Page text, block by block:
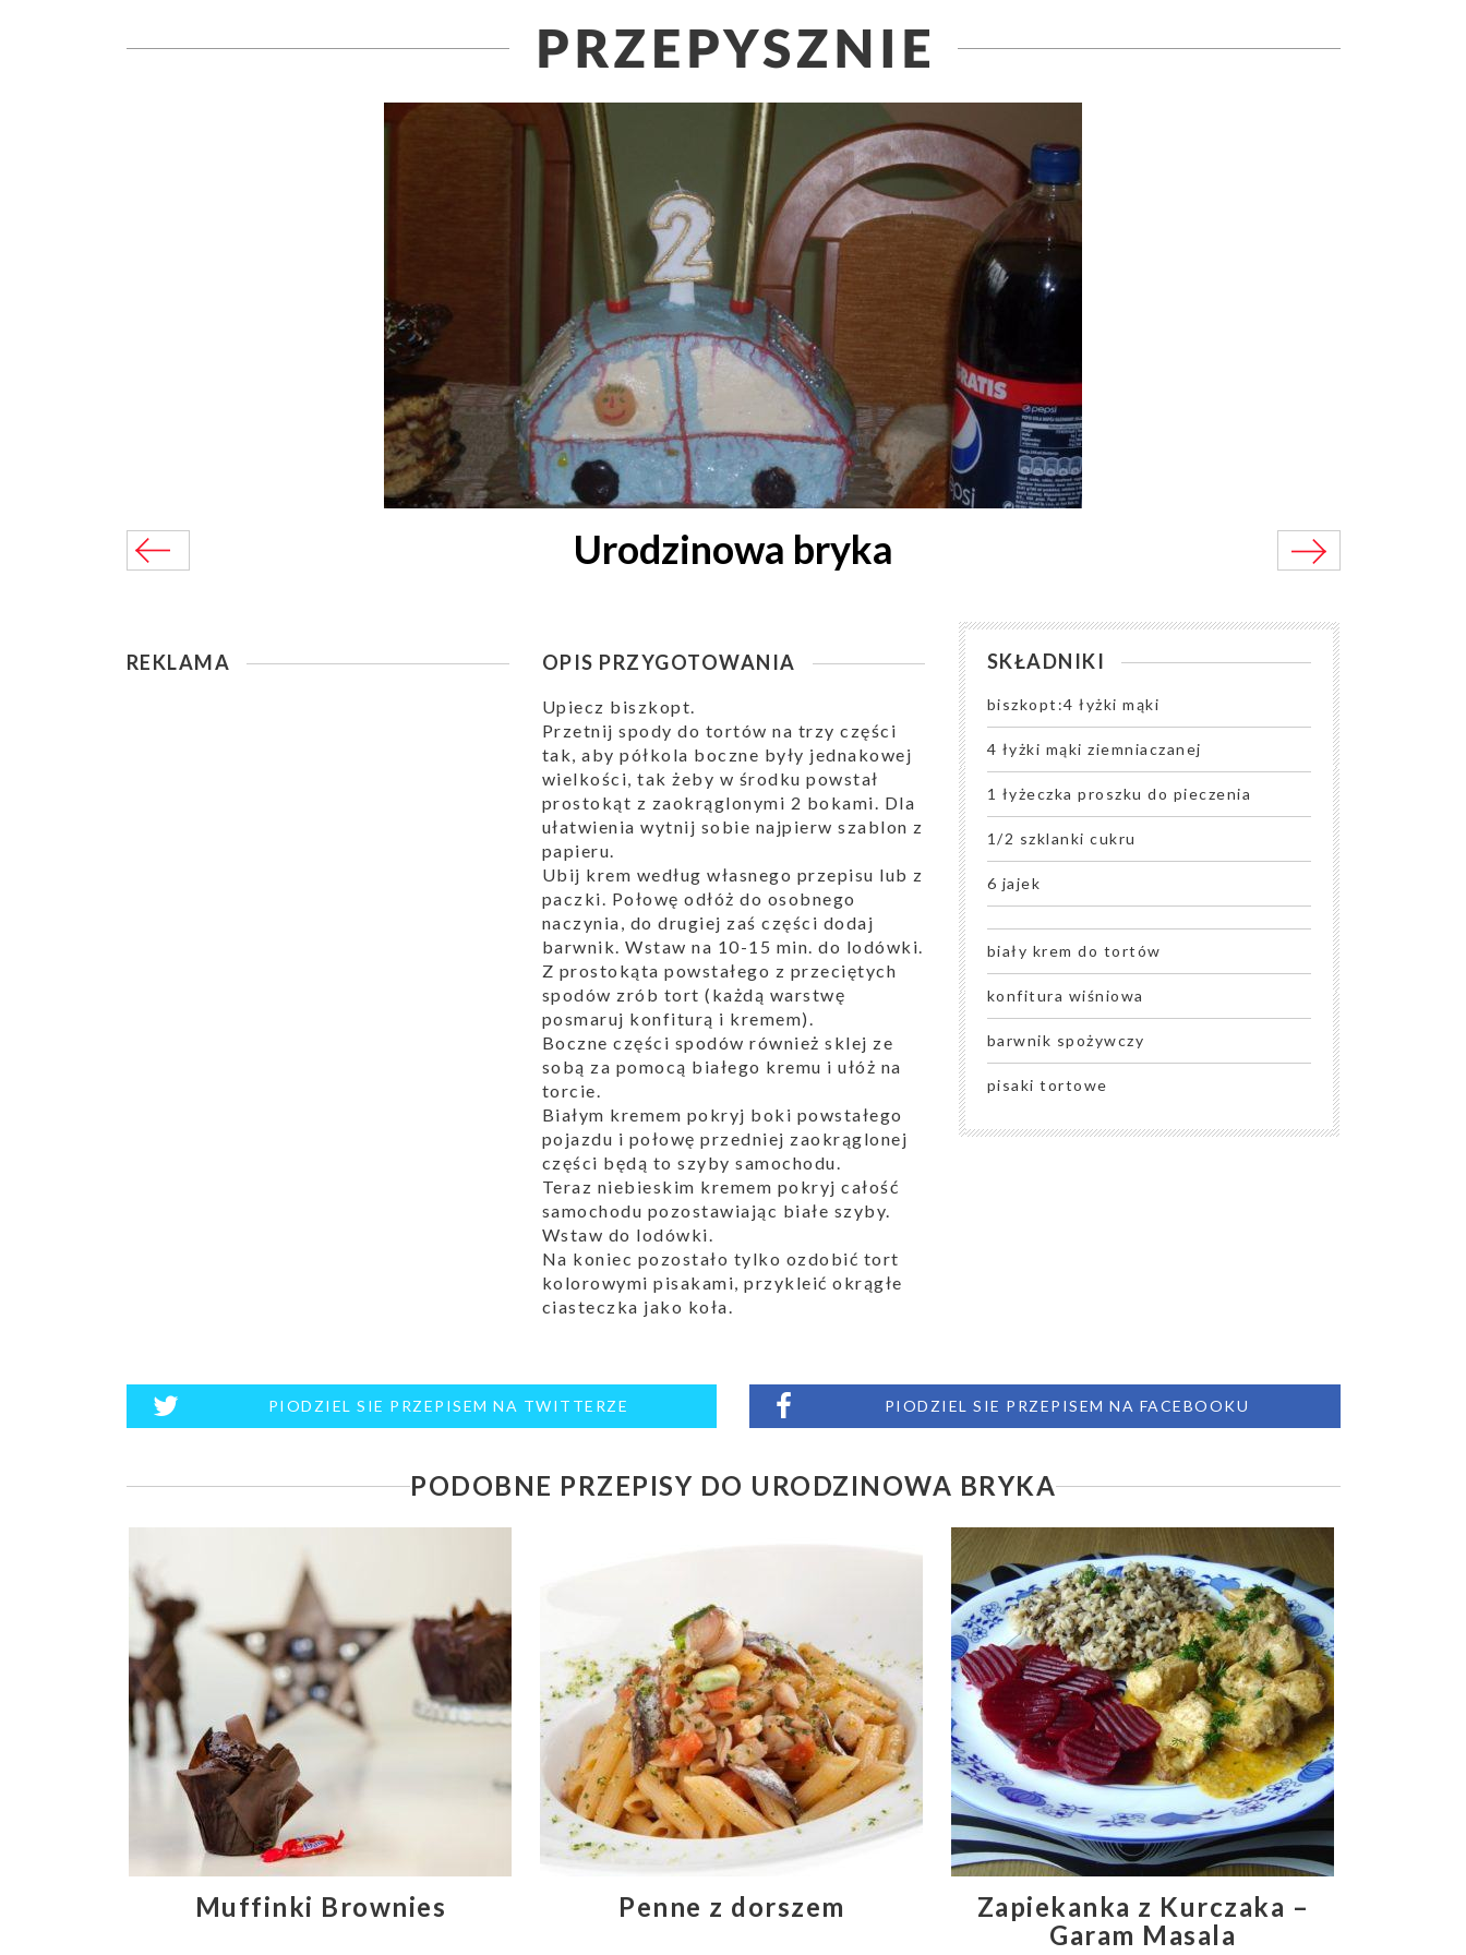
Urodzinowa bryka
REKLAMA OPIS PRZYGOTOWANIA
Upiecz biszkopt.
Przetnij spody do tortów na trzy części
tak, aby półkola boczne były jednakowej
wielkości, tak żeby w środku powstał
prostokąt z zaokrąglonymi 2 bokami. Dla
ułatwienia wytnij sobie najpierw szablon z
papieru.
Ubij krem według własnego przepisu lub z
paczki. Połowę odłóż do osobnego
naczynia, do drugiej zaś części dodaj
barwnik. Wstaw na 10-15 min. do lodówki.
Z prostokąta powstałego z przeciętych
spodów zrób tort (każdą warstwę
posmaruj konfiturą i kremem).
Boczne części spodów również sklej ze
sobą za pomocą białego kremu i ułóż na
torcie.
Białym kremem pokryj boki powstałego
pojazdu i połowę przedniej zaokrąglonej
części będą to szyby samochodu.
Teraz niebieskim kremem pokryj całość
samochodu pozostawiając białe szyby.
Wstaw do lodówki.
Na koniec pozostało tylko ozdobić tort
kolorowymi pisakami, przykleić okrągłe
ciasteczka jako koła.
SKŁADNIKI
biszkopt:4 łyżki mąki
4 łyżki mąki ziemniaczanej
1 łyżeczka proszku do pieczenia
1/2 szklanki cukru
6 jajek
biały krem do tortów
konfitura wiśniowa
barwnik spożywczy
pisaki tortowe
PIODZIEL SIE PRZEPISEM NA TWITTERZE PIODZIEL SIE PRZEPISEM NA FACEBOOKU
PODOBNE PRZEPISY DO URODZINOWA BRYKA
Muffinki Brownies Penne z dorszem
Zapiekanka z Kurczaka –
Garam Masala